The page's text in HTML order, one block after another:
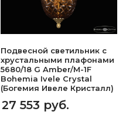
Подвесной светильник с
хрустальными плафонами
5680/18 G Amber/M-1F
Bohemia Ivele Crystal
(Богемия Ивеле Кристалл)
27 553 руб.